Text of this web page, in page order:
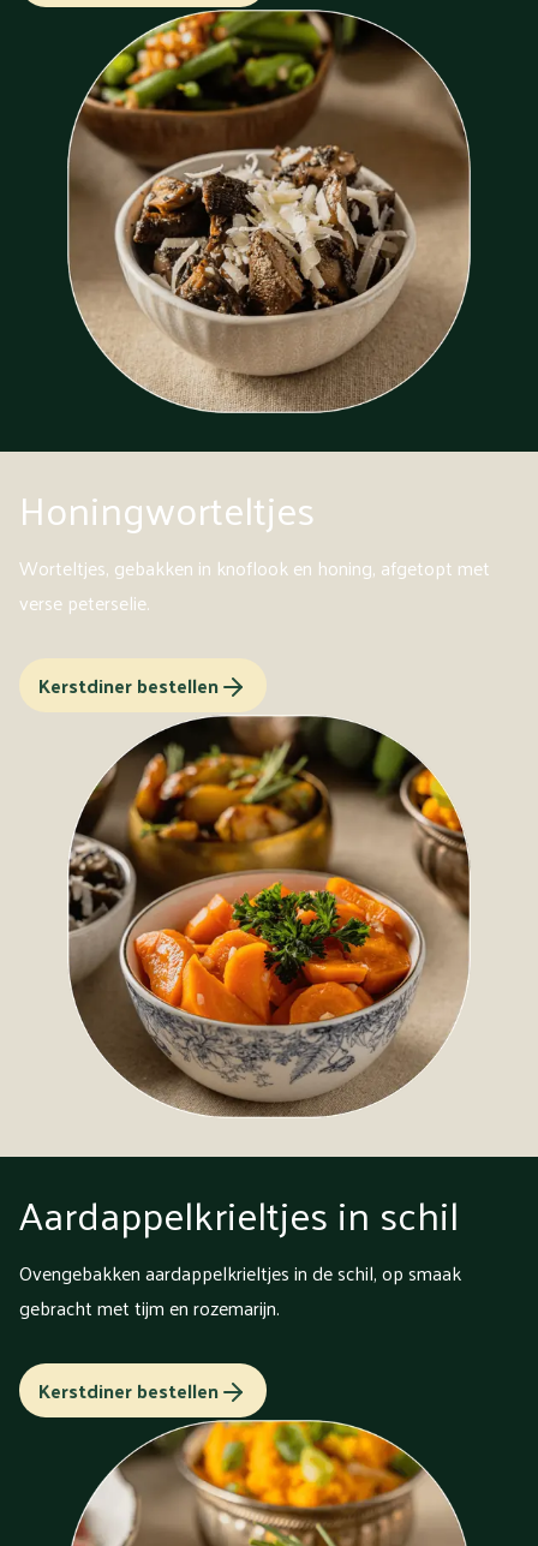
Honingworteltjes
Worteltjes, gebakken in knoflook en honing, afgetopt met
verse peterselie.
Kerstdiner bestellen
Aardappelkrieltjes in schil
Ovengebakken aardappelkrieltjes in de schil, op smaak
gebracht met tijm en rozemarijn.
Kerstdiner bestellen